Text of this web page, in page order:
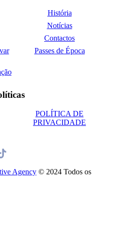
História
Notícias
Contactos
Passes de Época
POLÍTICA DE
PRIVACIDADE
Agency © 2024 Todos os